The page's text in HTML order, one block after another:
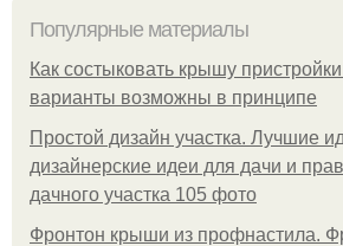
Популярные материалы
Как состыковать крышу
варианты возможны в принципе
Простой дизайн участка. Лучшие
дизайнерские идеи для дачи и
дачного участка 105 фото
Фронтон крыши из профнастила.